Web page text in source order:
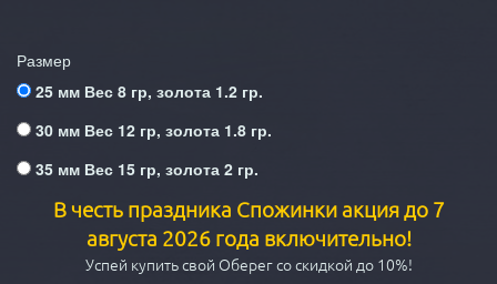
Размер
25 мм Вес 8 гр, золота 1.2 гр.
30 мм Вес 12 гр, золота 1.8 гр.
35 мм Вес 15 гр, золота 2 гр.
В честь праздника Спожинки акция до 7
августа 2026 года включительно!
Успей купить свой Оберег со скидкой до 10%!